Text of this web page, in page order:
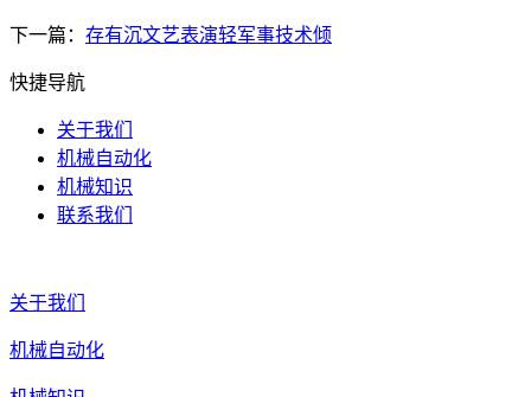
下一篇： 存有沉文艺表演轻军事技术倾
快捷导航
关于我们
机械自动化
机械知识
联系我们
关于我们
机械自动化